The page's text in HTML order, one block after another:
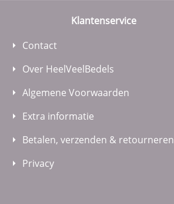
Klantenservice
Contact
Over HeelVeelBedels
Algemene Voorwaarden
Extra informatie
Betalen, verzenden & retourneren
Privacy